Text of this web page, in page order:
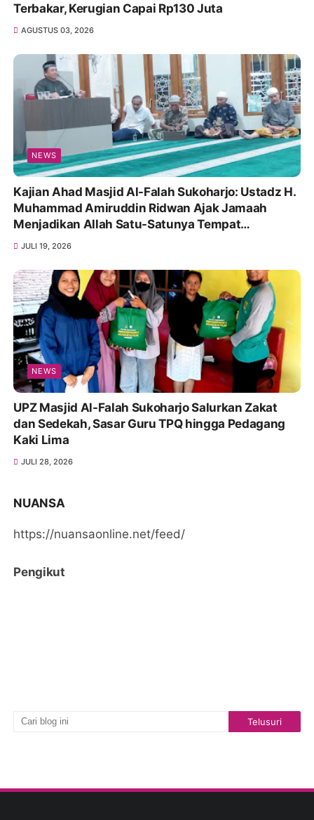
Terbakar, Kerugian Capai Rp130 Juta
AGUSTUS 03, 2026
NEWS
Kajian Ahad Masjid Al-Falah Sukoharjo: Ustadz H.
Muhammad Amiruddin Ridwan Ajak Jamaah
Menjadikan Allah Satu-Satunya Tempat
Bergantung
JULI 19, 2026
NEWS
UPZ Masjid Al-Falah Sukoharjo Salurkan Zakat
dan Sedekah, Sasar Guru TPQ hingga Pedagang
Kaki Lima
JULI 28, 2026
NUANSA
https://nuansaonline.net/feed/
Pengikut